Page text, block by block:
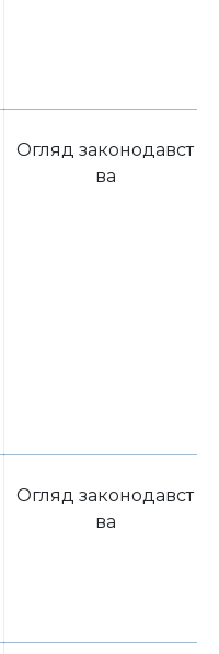
Огляд законодавст
ва
Огляд законодавст
ва